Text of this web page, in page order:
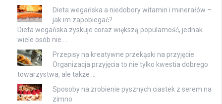
Dieta wegańska a niedobory witamin i minerałów –
jak im zapobiegać?
Dieta wegańska zyskuje coraz większą popularność, jednak
wiele osób nie …
Przepisy na kreatywne przekąski na przyjęcie
Organizacja przyjęcia to nie tylko kwestia dobrego
towarzystwa, ale także …
Sposoby na zrobienie pysznych ciastek z serem na
zimno